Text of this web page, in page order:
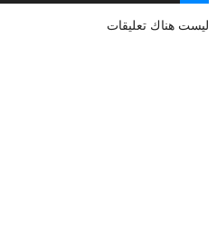
ليست هناك تعليقات